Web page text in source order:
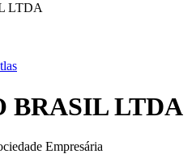
LTDA
BRASIL LTDA
Empresária